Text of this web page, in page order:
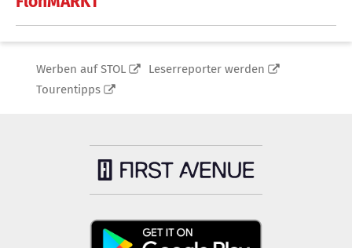
Werben auf STOL
Leserreporter werden
Tourentipps